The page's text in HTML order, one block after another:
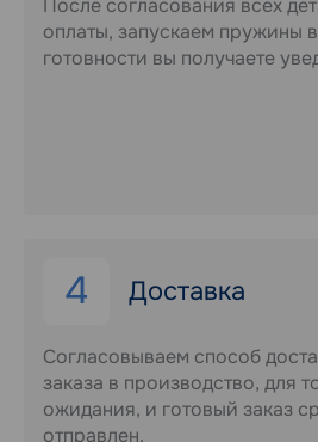
После согласования всех
оплаты, запускаем пружины
готовности вы получаете
4 Доставка
Согласовываем способ
заказа в производство, для
ожидания, и готовый заказ
отправлен.